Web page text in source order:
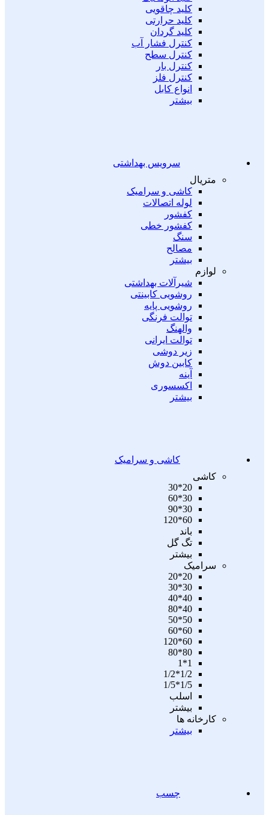
کلید چاقویی
کلید حرارتی
کلید گردان
کنترل فشار آب
کنترل سطح
کنترل بار
کنترل فلز
انواع کابل
بیشتر
سرویس بهداشتی
متریال
کاشی و سرامیک
لوله اتصالات
کفشور
کفشور خطی
سنگ
مصالح
بیشتر
لوازم
شیرآلات بهداشتی
روشویی کابینتی
روشویی پایه
توالت فرنگی
والهنگ
توالت ایرانی
زیر دوشی
کابین دوش
آینه
اکسسوری
بیشتر
کاشی و سرامیک
کاشی
20*30
30*60
30*90
60*120
باند
تگ گل
بیشتر
سرامیک
20*20
30*30
40*40
40*80
50*50
60*60
60*120
80*80
1*1
1/2*1/2
1/5*1/5
اسلب
بیشتر
کارخانه ها
بیشتر
چسب